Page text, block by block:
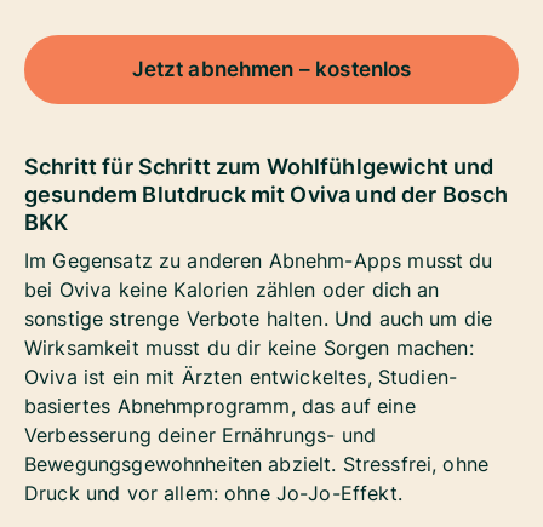
Jetzt abnehmen – kostenlos
Schritt für Schritt zum Wohlfühlgewicht und
gesundem Blutdruckmit Oviva und der Bosch
BKK
Im Gegensatz zu anderen Abnehm-Apps musst du
bei Oviva keine Kalorien zählen oder dich an
sonstige strenge Verbote halten. Und auch um die
Wirksamkeit musst du dir keine Sorgen machen:
Oviva ist ein mit Ärzten entwickeltes, Studien-
basiertes Abnehmprogramm, das auf eine
Verbesserung deiner Ernährungs- und
Bewegungsgewohnheiten abzielt. Stressfrei, ohne
Druck und vor allem: ohne Jo-Jo-Effekt.